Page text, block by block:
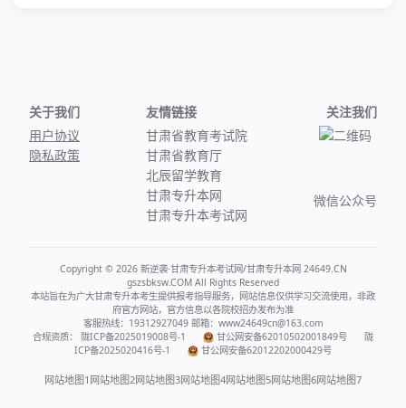
关于我们
用户协议
隐私政策
友情链接
甘肃省教育考试院
甘肃省教育厅
北辰留学教育
甘肃专升本网
甘肃专升本考试网
关注我们
微信公众号
Copyright © 2026 新逆袭·甘肃专升本考试网/甘肃专升本网 24649.CN
gszsbksw.COM All Rights Reserved
本站旨在为广大甘肃专升本考生提供报考指导服务，网站信息仅供学习交流使用，非政
府官方网站，官方信息以各院校招办发布为准
客服热线：19312927049 邮箱：www24649cn@163.com
合规资质：
陇ICP备2025019008号-1 甘公网安备62010502001849号
陇
ICP备2025020416号-1
甘公网安备62012202000429号
网站地图1 网站地图2网站地图3网站地图4网站地图5网站地图6网站地图7